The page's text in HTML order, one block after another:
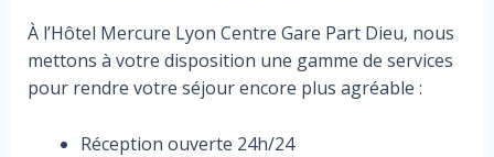
À l’Hôtel Mercure Lyon Centre Gare Part Dieu, nous
mettons à votre disposition une gamme de services
pour rendre votre séjour encore plus agréable :
Réception ouverte 24h/24